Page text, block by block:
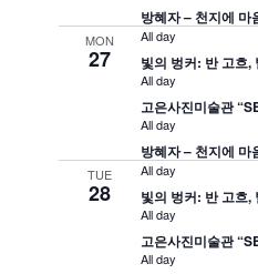
방혜자 – 천지에 마
MON
27
All day
빛의 벙커: 반 고흐
All day
고은사진미술관
All day
방혜자 – 천지에 마
TUE
28
All day
빛의 벙커: 반 고흐
All day
고은사진미술관
All day